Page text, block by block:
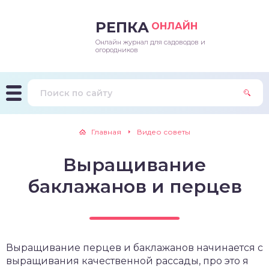
РЕПКА ОНЛАЙН
Онлайн журнал для садоводов и
огородников
Главная Видео советы
Выращивание
баклажанов и перцев
Выращивание перцев и баклажанов начинается с
выращивания качественной рассады, про это я
и подкормки